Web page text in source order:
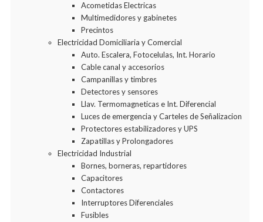
Acometidas Electricas
Multimedidores y gabinetes
Precintos
Electricidad Domiciliaria y Comercial
Auto. Escalera, Fotocelulas, Int. Horario
Cable canal y accesorios
Campanillas y timbres
Detectores y sensores
Llav. Termomagneticas e Int. Diferencial
Luces de emergencia y Carteles de Señalizacion
Protectores estabilizadores y UPS
Zapatillas y Prolongadores
Electricidad Industrial
Bornes, borneras, repartidores
Capacitores
Contactores
Interruptores Diferenciales
Fusibles